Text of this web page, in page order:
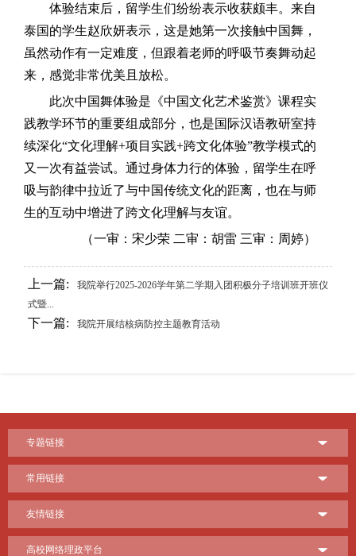
体验结束后，留学生们纷纷表示收获颇丰。来自
泰国的学生赵欣妍表示，这是她第一次接触中国舞，
虽然动作有一定难度，但跟着老师的呼吸节奏舞动起
来，感觉非常优美且放松。
此次中国舞体验是《中国文化艺术鉴赏》课程实
践教学环节的重要组成部分，也是国际汉语教研室持
续深化“文化理解+项目实践+跨文化体验”教学模式的
又一次有益尝试。通过身体力行的体验，留学生在呼
吸与韵律中拉近了与中国传统文化的距离，也在与师
生的互动中增进了跨文化理解与友谊。
（一审：宋少荣 二审：胡雷 三审：周婷）
上一篇:
我院举行2025-2026学年第二学期入团积极分子培训班开班仪
式暨...
下一篇: 我院开展结核病防控主题教育活动
专题链接
常用链接
友情链接
高校网络理政平台